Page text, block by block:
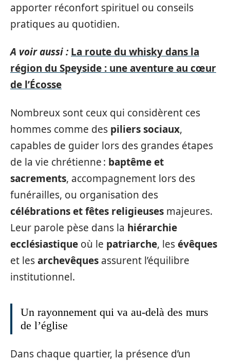
apporter réconfort spirituel ou conseils
pratiques au quotidien.
A voir aussi : La route du whisky dans la
région du Speyside : une aventure au cœur
de l’Écosse
Nombreux sont ceux qui considèrent ces
hommes comme des piliers sociaux,
capables de guider lors des grandes étapes
de la vie chrétienne : baptême et
sacrements, accompagnement lors des
funérailles, ou organisation des
célébrations et fêtes religieuses majeures.
Leur parole pèse dans la hiérarchie
ecclésiastique où le patriarche, lesévêques
et lesarchevêques assurent l’équilibre
institutionnel.
Un rayonnement qui va au-delà des murs
de l’église
Dans chaque quartier, la présence d’un